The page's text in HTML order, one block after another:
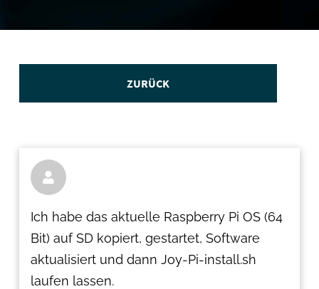
ZURÜCK

Ich habe das aktuelle Raspberry Pi OS (64
Bit) auf SD kopiert, gestartet, Software
aktualisiert und dann Joy-Pi-install.sh
laufen lassen.